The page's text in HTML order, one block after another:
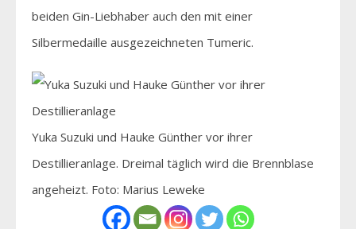
beiden Gin-Liebhaber auch den mit einer
Silbermedaille ausgezeichneten Tumeric.
Yuka Suzuki und Hauke Günther vor ihrer
Destillieranlage. Dreimal täglich wird die Brennblase
angeheizt. Foto: Marius Leweke